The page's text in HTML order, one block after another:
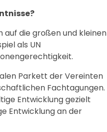
auf die großen und kleinen
als UN
Parkett der Vereinten
Fachtagungen.
Entwicklung gezielt
Entwicklung an der